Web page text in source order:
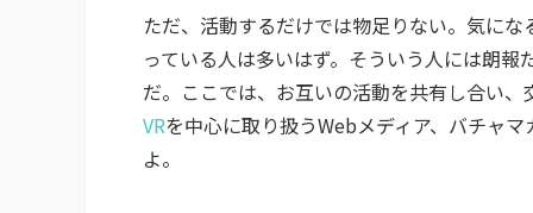
ただ、活動するだけでは物足りない。気に
っている人は多いはず。そういう人には朗
だ。ここでは、お互いの活動を共有し合い
VRを中心に取り扱うWebメディア、バチャ
よ。